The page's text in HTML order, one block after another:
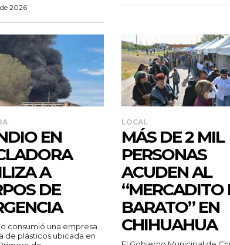
2026
EN
A
DE
consumió una empresa
de plásticos ubicada en
LOCAL
MÁS DE 2 MIL
PERSONAS
ACUDEN AL
“MERCADITO
BARATO” EN
CHIHUAHUA